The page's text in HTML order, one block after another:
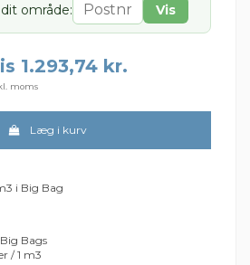
område: Vis
1.293,74 kr.
moms
Læg i kurv
i Big Bag
Bags
/ 1 m3